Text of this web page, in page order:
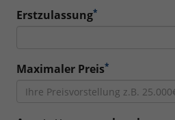
Erstzulassung*
Maximaler Preis*